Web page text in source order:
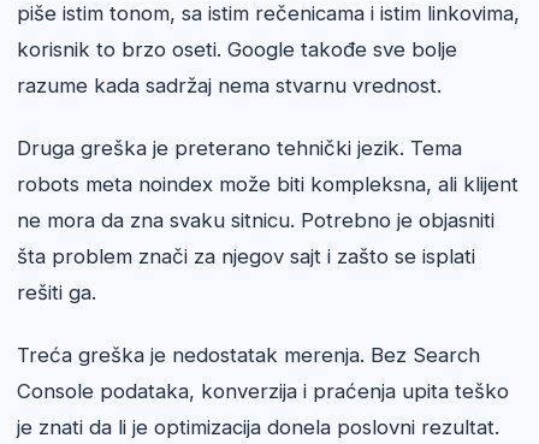
piše istim tonom, sa istim rečenicama i istim linkovima,
korisnik to brzo oseti. Google takođe sve bolje
razume kada sadržaj nema stvarnu vrednost.
Druga greška je preterano tehnički jezik. Tema
robots meta noindex može biti kompleksna, ali klijent
ne mora da zna svaku sitnicu. Potrebno je objasniti
šta problem znači za njegov sajt i zašto se isplati
rešiti ga.
Treća greška je nedostatak merenja. Bez Search
Console podataka, konverzija i praćenja upita teško
je znati da li je optimizacija donela poslovni rezultat.